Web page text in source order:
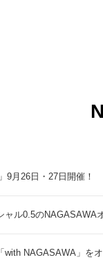
9月26日・27日開催！
ル0.5のNAGASAWA
NAGASAWA」を